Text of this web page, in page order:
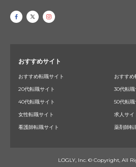
おすすめサイト
おすすめ転職サイト
おすすめ
20代転職サイト
30代転職
40代転職サイト
50代転職
女性転職サイト
求人サイ
看護師転職サイト
薬剤師転
LOGLY, Inc. © Copyright, All